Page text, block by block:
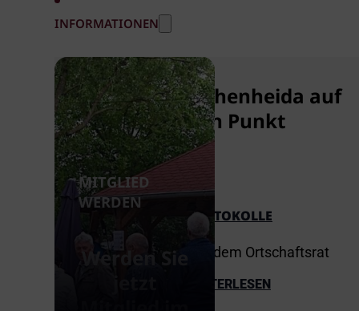
INFORMATIONEN
MITGLIED
WERDEN
Werden Sie
Hohenheida auf
den Punkt
PROTOKOLLE
aus dem Ortschaftsrat
WEITERLESEN